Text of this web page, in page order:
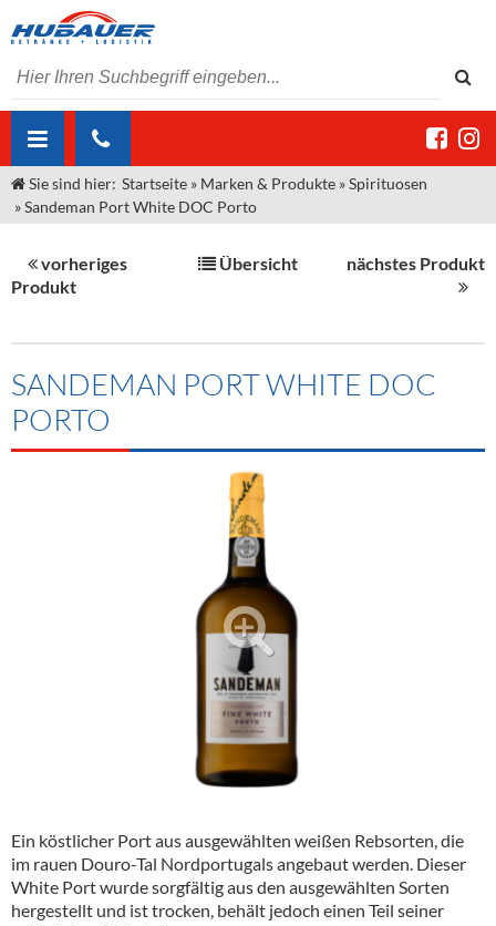
ÜBER UNS
Unser Liefergebiet
Kontakt
Angebote Gastronomie & Großhandel
Neuigkeiten
Termine
MARKEN & PRODUKTE
Sirup
Spirituosen
Hygieneartikel & Desinfektion
Kommisionskauf & Lieferbedingungen
Fremddienstleistungen
Sie sind hier: Startseite » Marken & Produkte »Spirituosen
»Sandeman Port White DOC Porto
vorheriges
Produkt
Übersicht nächstes Produkt
SANDEMAN PORT WHITE DOC
PORTO
Ein köstlicher Port aus ausgewählten weißen Rebsorten, die
im rauen Douro-Tal Nordportugals angebaut werden. Dieser
White Port wurde sorgfältig aus den ausgewählten Sorten
hergestellt und ist trocken, behält jedoch einen Teil seiner